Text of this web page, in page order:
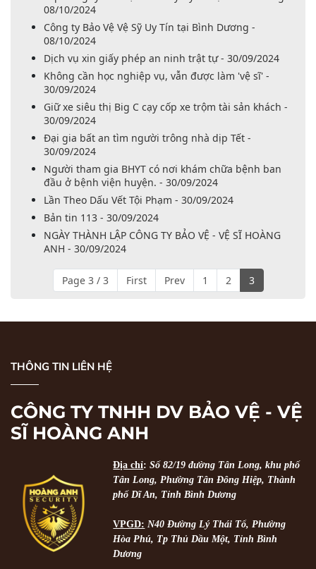
08/10/2024
Công ty Bảo Vệ Vệ Sỹ Uy Tín tại Bình Dương -
08/10/2024
Dịch vụ xin giấy phép an ninh trật tự - 30/09/2024
Không cần học nghiệp vụ, vẫn được làm 'vệ sĩ' -
30/09/2024
Giữ xe siêu thị Big C cạy cốp xe trộm tài sản khách -
30/09/2024
Đại gia bất an tìm người trông nhà dịp Tết -
30/09/2024
Người tham gia BHYT có nơi khám chữa bệnh ban
đầu ở bệnh viện huyện. - 30/09/2024
Lần Theo Dấu Vết Tội Phạm - 30/09/2024
Bản tin 113 - 30/09/2024
NGÀY THÀNH LẬP CÔNG TY BẢO VỆ - VỆ SĨ HOÀNG
ANH - 30/09/2024
Page 3 / 3 First Prev 1 2 3
THÔNG TIN LIÊN HỆ
CÔNG TY TNHH DV BẢO VỆ - VỆ
SĨ HOÀNG ANH
Địa chỉ:Số 82/19 đường Tân Long, khu phố
Tân Long, Phường Tân Đông Hiệp, Thành
phố Dĩ An, Tỉnh Bình Dương
VPGD: N40 Đường Lý Thái Tổ, Phường
Hòa Phú, Tp Thủ Dầu Một, Tỉnh Bình
Dương